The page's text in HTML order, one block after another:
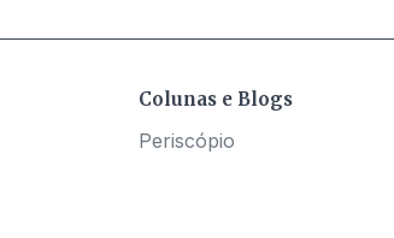
Colunas e Blogs
Periscópio